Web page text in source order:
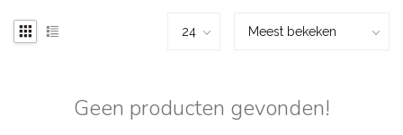
Geen producten gevonden!